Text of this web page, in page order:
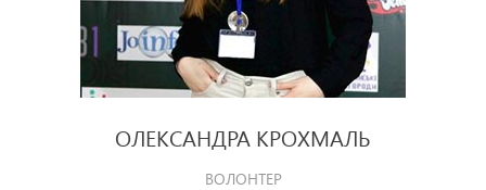
ОЛЕКСАНДРА КРОХМАЛЬ
ВОЛОНТЕР